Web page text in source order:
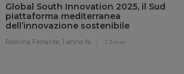
Global South Innovation 2025, il Sud
piattaforma mediterranea
dell’innovazione sostenibile
Romina Ferrante,1 anno fa 3 min